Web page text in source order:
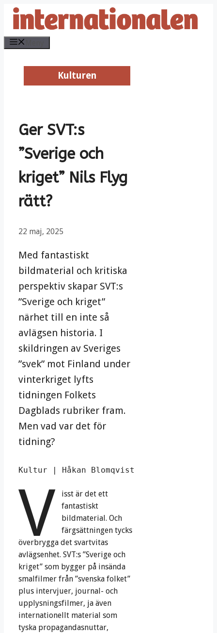
Hoppa
Kulturen
Kulturen
Ger SVT:s
”Sverige och
kriget” Nils Flyg
rätt?
22 maj, 2025
Med fantastiskt
bildmaterial och kritiska
perspektiv skapar SVT:s
”Sverige och kriget”
närhet till en inte så
avlägsen historia. I
skildringen av Sveriges
”svek” mot Finland under
vinterkriget lyfts
tidningen Folkets
Dagblads rubriker fram.
Men vad var det för
tidning?
Kultur | Håkan Blomqvist
V
isst är det ett
fantastiskt
bildmaterial. Och
färgsättningen tycks
överbrygga det svartvitas
avlägsenhet. SVT:s ”Sverige och
kriget” som bygger på insända
smalfilmer från ”svenska folket”
plus intervjuer, journal- och
upplysningsfilmer, ja även
internationellt material som
tyska propagandasnuttar,